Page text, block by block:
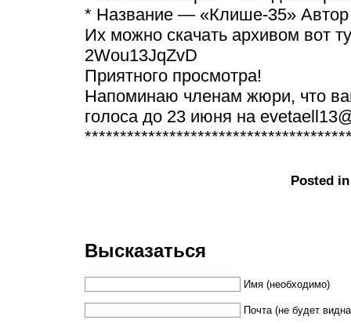
* Название — «Клише-35»
Их можно скачать архивом вот
2Wou13JqZvD
Приятного просмотра!
Напоминаю членам жюри, что
голоса до 23 июня на
Posted
Высказаться
Имя (необходимо)
Почта (не будет